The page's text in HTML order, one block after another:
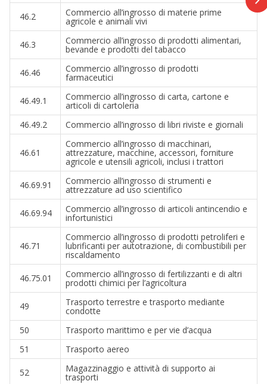
46.2 Commercio all’ingrosso di materie prime
agricole e animali vivi
46.3 Commercio all’ingrosso di prodotti alimentari,
bevande e prodotti del tabacco
46.46 Commercio all’ingrosso di prodotti
farmaceutici
46.49.1 Commercio all’ingrosso di carta, cartone e
articoli di cartoleria
46.49.2
Commercio all’ingrosso di libri riviste e giornali
46.61
Commercio all’ingrosso di macchinari,
attrezzature, macchine, accessori, forniture
agricole e utensili agricoli, inclusi i trattori
46.69.91 Commercio all’ingrosso di strumenti e
attrezzature ad uso scientifico
46.69.94 Commercio all’ingrosso di articoli antincendio e
infortunistici
46.71
Commercio all’ingrosso di prodotti petroliferi e
lubrificanti per autotrazione, di combustibili per
riscaldamento
46.75.01 Commercio all’ingrosso di fertilizzanti e di altri
prodotti chimici per l’agricoltura
49 Trasporto terrestre e trasporto mediante
condotte
50
Trasporto marittimo e per vie d’acqua
51
Trasporto aereo
52 Magazzinaggio e attività di supporto ai
trasporti